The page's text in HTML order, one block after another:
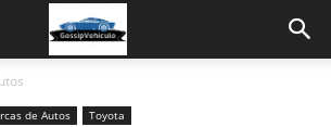
de Autos Toyota